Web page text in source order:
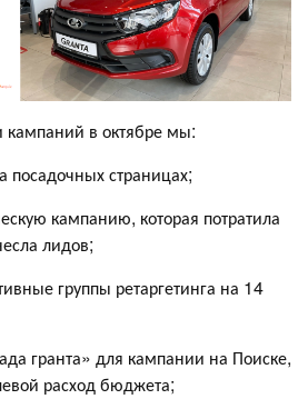
кампаний в октябре мы:
страницах;
кампанию, которая потратила
лидов;
группы ретаргетинга на 14
гранта» для кампании на Поиске,
расход бюджета;